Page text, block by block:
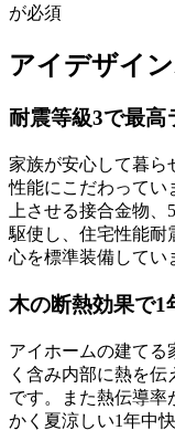
が必須
アイデザイ
耐震等級3で最高
家族が安心して暮ら
性能にこだわってい
上させる接合金物
駆使し、住宅性能耐
心を標準装備してい
木の断熱効果で1
アイホームの建てる
く含み内部に熱を
です。また熱伝導率
かく夏涼しい1年中